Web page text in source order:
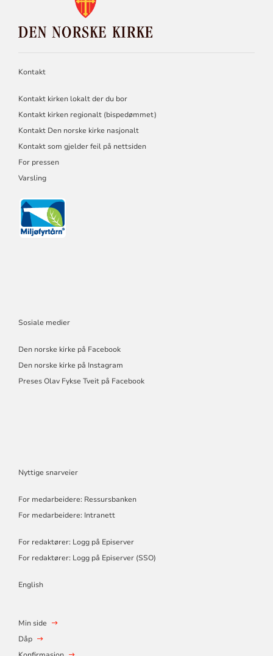
NORSKE
KIRKE
Kontakt
Kontakt kirken lokalt der du bor
Kontakt kirken regionalt (bispedømmet)
Kontakt Den norske kirke nasjonalt
Kontakt som gjelder feil på nettsiden
For pressen
Varsling
Sosiale medier
Den norske kirke på Facebook
Den norske kirke på Instagram
Preses Olav Fykse Tveit på Facebook
Nyttige snarveier
For medarbeidere: Ressursbanken
For medarbeidere: Intranett
For redaktører: Logg på Episerver
For redaktører: Logg på Episerver (SSO)
English
Min side
Dåp